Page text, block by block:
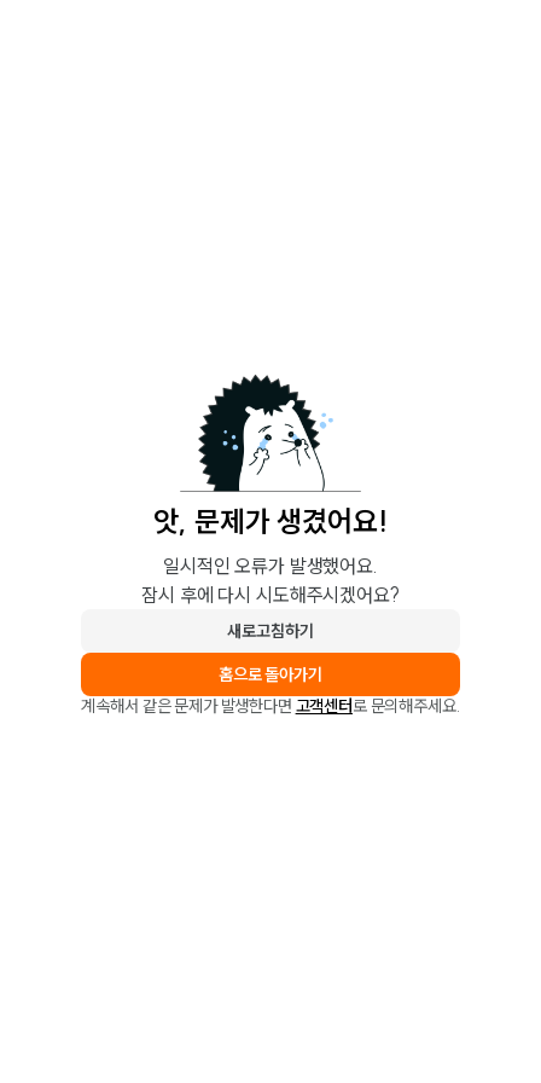
앗, 문제가 생겼어요!
일시적인 오류가 발생했어요.
잠시 후에 다시 시도해주시겠어요?
새로고침하기
홈으로 돌아가기
계속해서 같은 문제가 발생한다면 고객센터로 문의해주세요.